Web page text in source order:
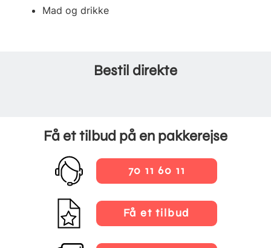
Mad og drikke
Bestil direkte
Få et tilbud på en pakkerejse
70 11 60 11
Få et tilbud